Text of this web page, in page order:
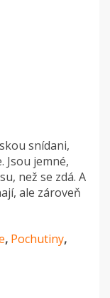
snídani,
Jsou jemné,
než se zdá. A
ale zároveň
, Pochutiny,